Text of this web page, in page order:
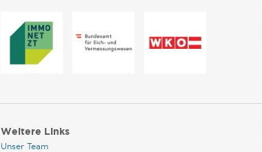
Weitere Links
Unser Team